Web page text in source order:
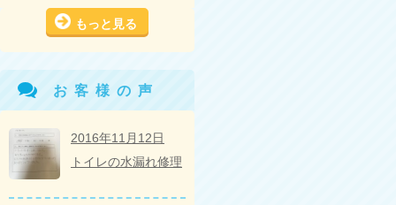
もっと見る
お客様の声
2016年11月12日
トイレの水漏れ修理